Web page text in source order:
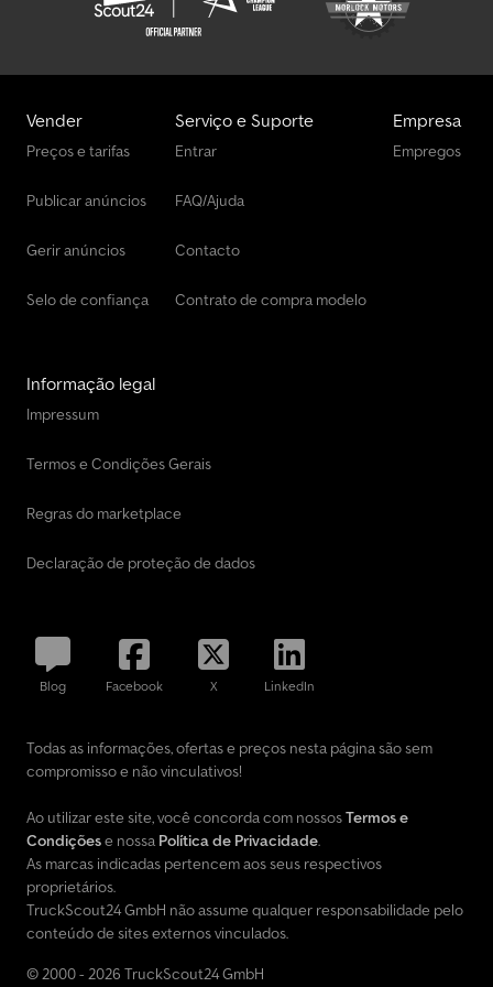
Vender
Preços e tarifas
Publicar anúncios
Gerir anúncios
Selo de confiança
Serviço e Suporte
Entrar
FAQ/Ajuda
Contacto
Contrato de compra modelo
Empresa
Empregos
Informação legal
Impressum
Termos e Condições Gerais
Regras do marketplace
Declaração de proteção de dados
Blog Facebook X LinkedIn
Todas as informações, ofertas e preços nesta página são sem
compromisso e não vinculativos!
Ao utilizar este site, você concorda com nossosTermos e
Condiçõese nossa Política de Privacidade.
As marcas indicadas pertencem aos seus respectivos
proprietários.
TruckScout24 GmbH não assume qualquer responsabilidade pelo
conteúdo de sites externos vinculados.
© 2000 - 2026 TruckScout24 GmbH